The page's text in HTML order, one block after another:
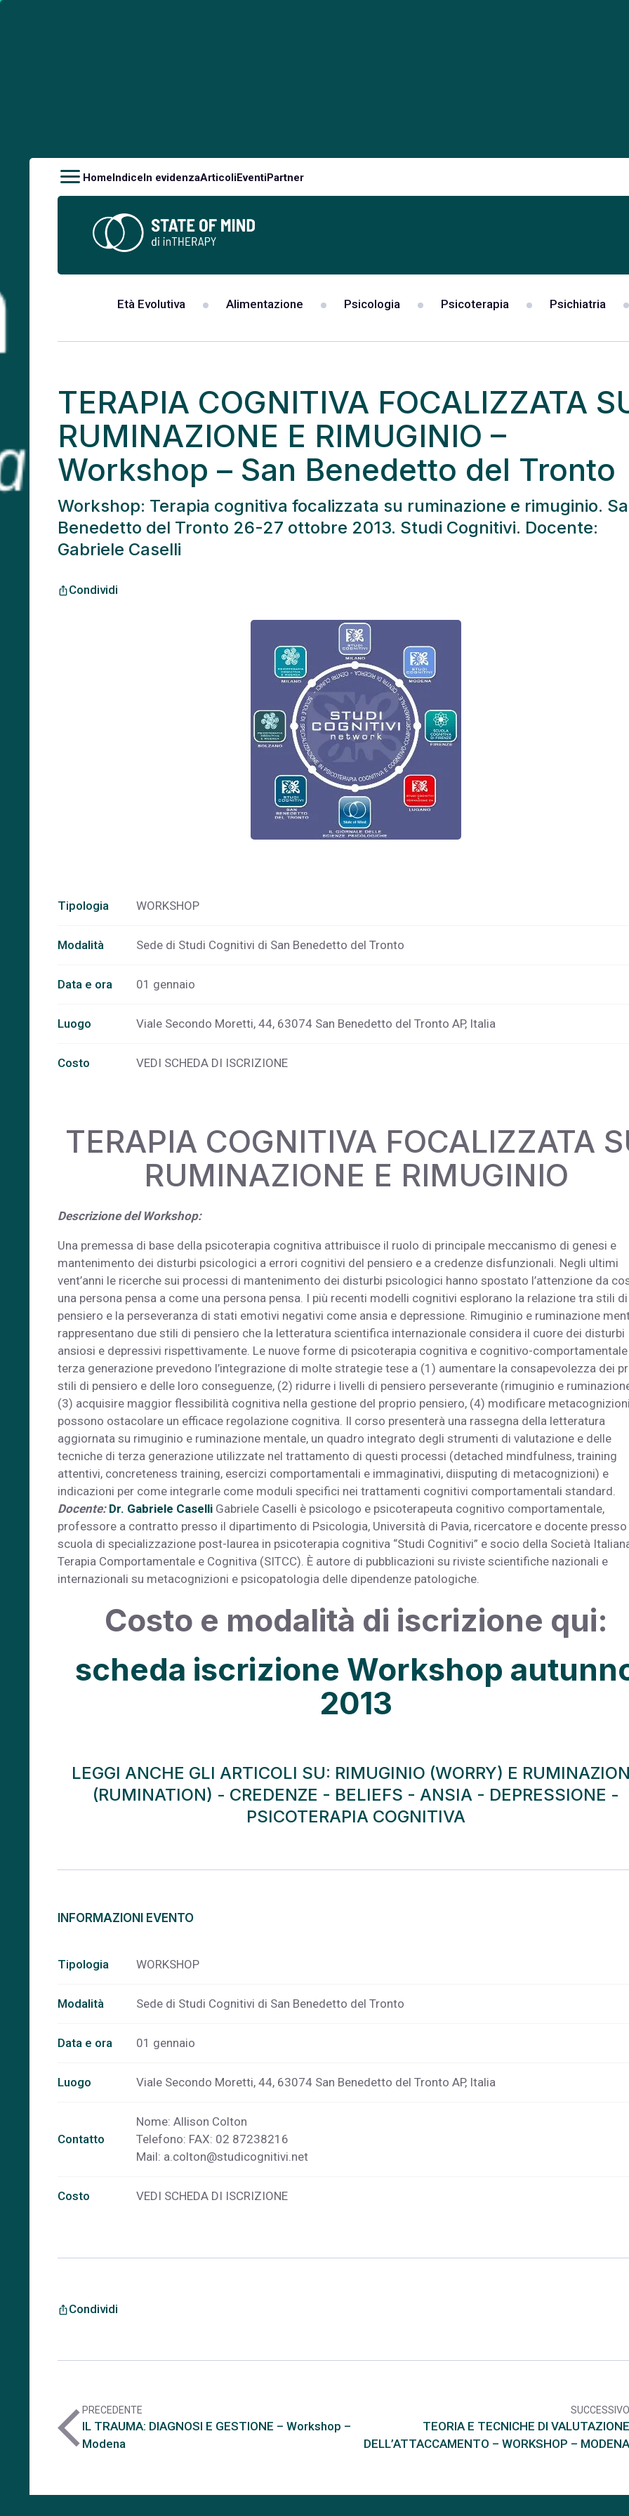
HomeIndiceIn evidenzaArticoliEventiPartner
Età Evolutiva Alimentazione Psicologia Psicoterapia Psichiatria
TERAPIA COGNITIVA FOCALIZZATA
RUMINAZIONE E RIMUGINIO –
Workshop – San Benedetto del Tronto
Workshop: Terapia cognitiva focalizzata su ruminazione e rimuginio.
Benedetto del Tronto 26-27 ottobre 2013. Studi Cognitivi. Docente:
Gabriele Caselli
ios_shareCondividi
Tipologia WORKSHOP
Modalità Sede di Studi Cognitivi di San Benedetto del Tronto
Data e ora 01 gennaio
Luogo Viale Secondo Moretti, 44, 63074 San Benedetto del Tronto AP, Italia
Costo VEDI SCHEDA DI ISCRIZIONE
TERAPIA COGNITIVA FOCALIZZATA
RUMINAZIONE E RIMUGINIO
Descrizione del Workshop:
Una premessa di base della psicoterapia cognitiva attribuisce il ruolo di principale meccanismo di genesi e
mantenimento dei disturbi psicologici a errori cognitivi del pensiero e a credenze disfunzionali. Negli ultimi
vent’anni le ricerche sui processi di mantenimento dei disturbi psicologici hanno spostato l’attenzione da
una persona pensa a come una persona pensa. I più recenti modelli cognitivi esplorano la relazione tra stili di
pensiero e la perseveranza di stati emotivi negativi come ansia e depressione. Rimuginio e ruminazione
rappresentano due stili di pensiero che la letteratura scientifica internazionale considera il cuore dei disturbi
ansiosi e depressivi rispettivamente. Le nuove forme di psicoterapia cognitiva e cognitivo-
terza generazione prevedono l’integrazione di molte strategie tese a (1) aumentare la consapevolezza dei
stili di pensiero e delle loro conseguenze, (2) ridurre i livelli di pensiero perseverante (rimuginio e
(3) acquisire maggior flessibilità cognitiva nella gestione del proprio pensiero, (4) modificare
possono ostacolare un efficace regolazione cognitiva. Il corso presenterà una rassegna della letteratura
aggiornata su rimuginio e ruminazione mentale, un quadro integrato degli strumenti di valutazione e delle
tecniche di terza generazione utilizzate nel trattamento di questi processi (detached mindfulness, training
attentivi, concreteness training, esercizi comportamentali e immaginativi, diisputing di metacognizioni) e
indicazioni per come integrarle come moduli specifici nei trattamenti cognitivi comportamentali standard.
Docente: Dr. Gabriele Caselli Gabriele Caselli è psicologo e psicoterapeuta cognitivo comportamentale,
professore a contratto presso il dipartimento di Psicologia, Università di Pavia, ricercatore e docente presso
scuola di specializzazione post-laurea in psicoterapia cognitiva “Studi Cognitivi” e socio della Società
Terapia Comportamentale e Cognitiva (SITCC). È autore di pubblicazioni su riviste scientifiche nazionali e
internazionali su metacognizioni e psicopatologia delle dipendenze patologiche.
Costo e modalità di iscrizione qui:
scheda iscrizione Workshop
2013
LEGGI ANCHE GLI ARTICOLI SU: RIMUGINIO (WORRY) E
(RUMINATION) - CREDENZE - BELIEFS - ANSIA - DEPRESSIONE -
PSICOTERAPIA COGNITIVA
INFORMAZIONI EVENTO
Tipologia WORKSHOP
Modalità Sede di Studi Cognitivi di San Benedetto del Tronto
Data e ora 01 gennaio
Luogo Viale Secondo Moretti, 44, 63074 San Benedetto del Tronto AP, Italia
Contatto
Nome: Allison Colton
Telefono: FAX: 02 87238216
Mail: a.colton@studicognitivi.net
Costo VEDI SCHEDA DI ISCRIZIONE
ios_shareCondividi
arrow_back_iosPRECEDENTE
IL TRAUMA: DIAGNOSI E GESTIONE – Workshop –
Modena
SUCCESSIVO
TEORIA E TECNICHE DI VALUTAZIONE
DELL’ATTACCAMENTO – WORKSHOP – MODENA